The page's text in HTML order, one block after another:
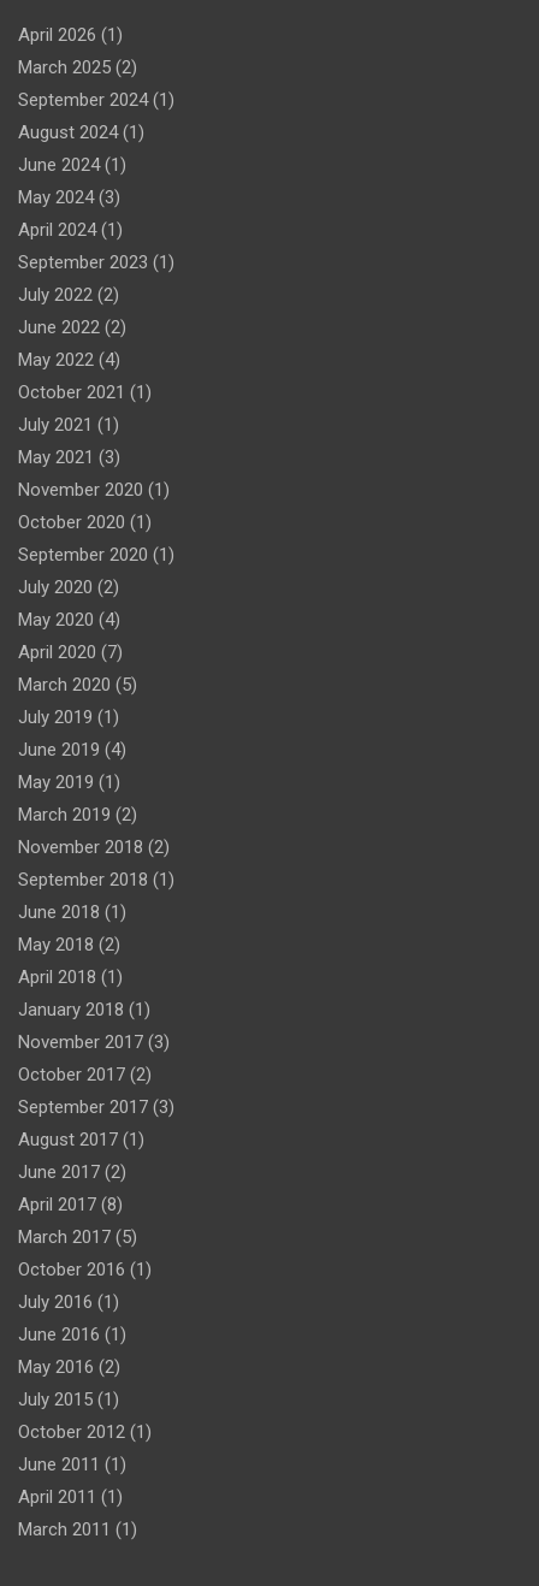
April 2026 (1)
March 2025 (2)
September 2024(1)
August 2024(1)
June 2024(1)
May 2024(3)
April 2024(1)
September 2023 (1)
July 2022 (2)
June 2022 (2)
May 2022 (4)
October 2021 (1)
July 2021 (1)
May 2021 (3)
November 2020 (1)
October 2020 (1)
September 2020 (1)
July 2020 (2)
May 2020 (4)
April 2020 (7)
March 2020 (5)
July 2019 (1)
June 2019 (4)
May 2019 (1)
March 2019 (2)
November 2018 (2)
September 2018 (1)
June 2018 (1)
May 2018 (2)
April 2018 (1)
January 2018 (1)
November 2017 (3)
October 2017 (2)
September 2017 (3)
August 2017 (1)
June 2017 (2)
April 2017 (8)
March 2017 (5)
October 2016 (1)
July 2016 (1)
June 2016 (1)
May 2016 (2)
July 2015 (1)
October 2012 (1)
June 2011 (1)
April 2011 (1)
March 2011 (1)